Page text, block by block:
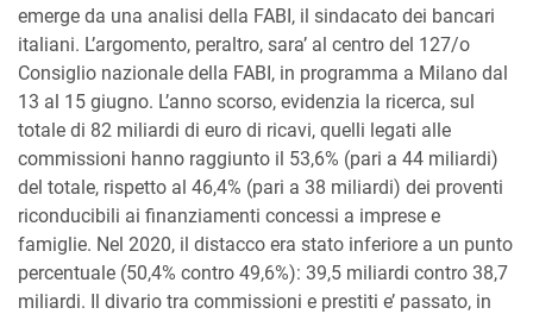
emerge da una analisi della FABI, il sindacato dei bancari
italiani. L’argomento, peraltro, sara’ al centro del 127/o
Consiglio nazionale della FABI, in programma a Milano dal
13 al 15 giugno. L’anno scorso, evidenzia la ricerca, sul
totale di 82 miliardi di euro di ricavi, quelli legati alle
commissioni hanno raggiunto il 53,6% (pari a 44 miliardi)
del totale, rispetto al 46,4% (pari a 38 miliardi) dei proventi
riconducibili ai finanziamenti concessi a imprese e
famiglie. Nel 2020, il distacco era stato inferiore a un punto
percentuale (50,4% contro 49,6%): 39,5 miliardi contro 38,7
miliardi. Il divario tra commissioni e prestiti e’ passato, in